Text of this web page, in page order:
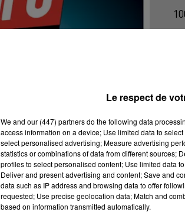
Le respect de
We and our (447) partnersdo the following data
access information on a device; Use limited data to
select personalised advertising; Measure advertising
statistics or combinations of data from different sources;
profiles to select personalised content; Use limited data
Deliver and present advertising and content; Save and
data such as IP address and browsing data to offer
requested; Use precise geolocation data; Match and
based on information transmitted automatically.